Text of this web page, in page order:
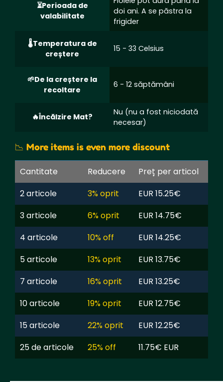
Perioada de
valabilitate
doi ani. A se păstra la
frigider
Temperatura de
creștere
15 - 33 Celsius
De la creștere la
recoltare
6 - 12 săptămâni
Încălzire Mat?
Nu (nu a fost niciodată
necesar)
📉 More items is even more discount
Cantitate Reducere
Preț per articol
2 articole
3% oprit
EUR 15.25€
3 articole
6% oprit
EUR 14.75€
4 articole
10% off
EUR 14.25€
5 articole
13% oprit
EUR 13.75€
7 articole
16% oprit
EUR 13.25€
10 articole
19% oprit
EUR 12.75€
15 articole
22% oprit
EUR 12.25€
25 de articole
25% off 11.75€ EUR